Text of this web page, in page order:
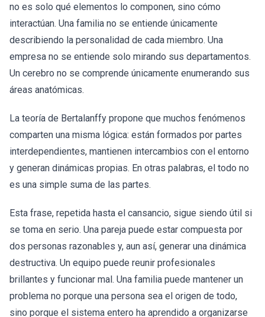
no es solo qué elementos lo componen, sino cómo
interactúan. Una familia no se entiende únicamente
describiendo la personalidad de cada miembro. Una
empresa no se entiende solo mirando sus departamentos.
Un cerebro no se comprende únicamente enumerando sus
áreas anatómicas.
La teoría de Bertalanffy propone que muchos fenómenos
comparten una misma lógica: están formados por partes
interdependientes, mantienen intercambios con el entorno
y generan dinámicas propias. En otras palabras, el todo no
es una simple suma de las partes.
Esta frase, repetida hasta el cansancio, sigue siendo útil si
se toma en serio. Una pareja puede estar compuesta por
dos personas razonables y, aun así, generar una dinámica
destructiva. Un equipo puede reunir profesionales
brillantes y funcionar mal. Una familia puede mantener un
problema no porque una persona sea el origen de todo,
sino porque el sistema entero ha aprendido a organizarse